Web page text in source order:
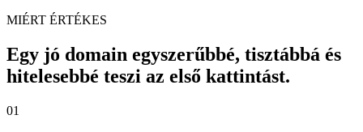
MIÉRT ÉRTÉKES
Egy jó domain egyszerűbbé, tisztábbá és
hitelesebbé teszi az első kattintást.
01